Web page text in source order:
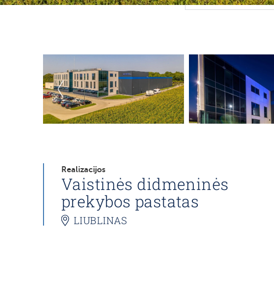
Realizacijos
Vaistinės didmeninės
prekybos pastatas
LIUBLINAS